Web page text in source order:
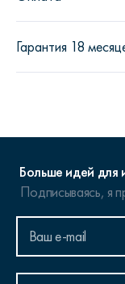
Гарантия 18
Больше идей для
Подписываясь, я